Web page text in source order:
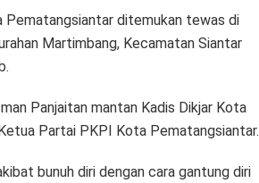
Pematangsiantar ditemukan tewas di
Martimbang, Kecamatan Siantar
Panjaitan mantan Kadis Dikjar Kota
Partai PKPI Kota Pematangsiantar.
bunuh diri dengan cara gantung diri